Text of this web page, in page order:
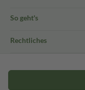
So geht's
Rechtliches